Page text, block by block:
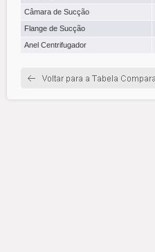
Câmara de Sucção
Flange de Sucção
Anel Centrifugador